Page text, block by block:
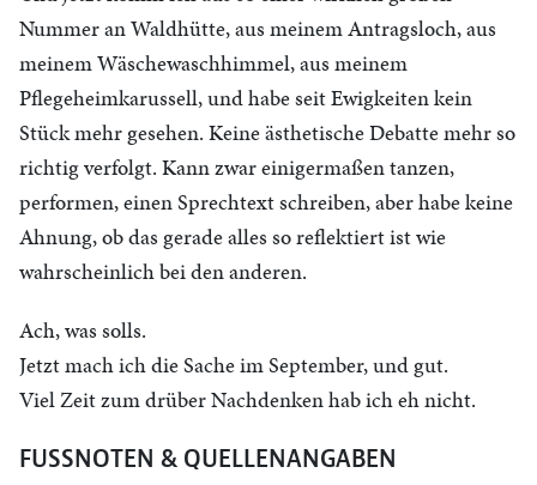
Nummer an Waldhütte, aus meinem Antragsloch, aus
meinem Wäschewaschhimmel, aus meinem
Pflegeheimkarussell, und habe seit Ewigkeiten kein
Stück mehr gesehen. Keine ästhetische Debatte mehr so
richtig verfolgt. Kann zwar einigermaßen tanzen,
performen, einen Sprechtext schreiben, aber habe keine
Ahnung, ob das gerade alles so reflektiert ist wie
wahrscheinlich bei den anderen.
Ach, was solls.
Jetzt mach ich die Sache im September, und gut.
Viel Zeit zum drüber Nachdenken hab ich eh nicht.
FUSSNOTEN & QUELLENANGABEN